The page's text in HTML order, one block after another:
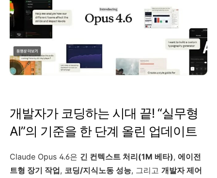
개발자가 코딩하는 시대 끝! “실무형
AI”의 기준을 한 단계 올린 업데이트
Claude Opus 4.6은 긴 컨텍스트 처리(1M 베타), 에이전
트형 장기 작업, 코딩/지식노동 성능, 그리고 개발자 제어